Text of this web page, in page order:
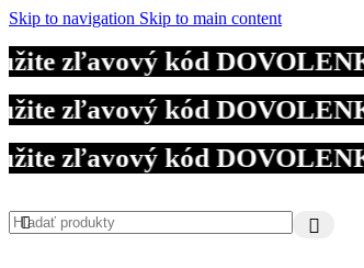
Skip to navigation Skip to main content
kód DOVOLENKA.
kód DOVOLENKA.
kód DOVOLENKA.